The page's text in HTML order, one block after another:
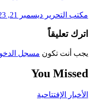
مكتب التحرير ديسمبر 21, 2023
اترك تعليقاً
يجب أنت تكون مسجل
You Missed
الأخبار الإفتتاحية